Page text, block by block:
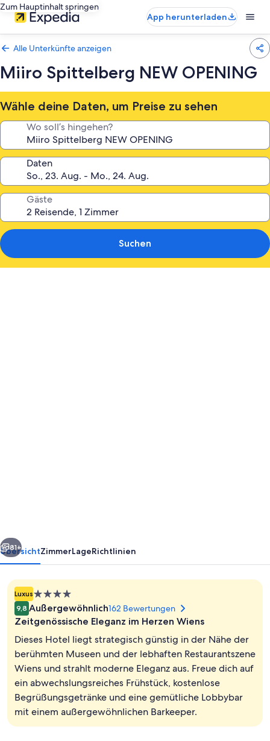
Zum Hauptinhalt springen
App herunterladen
Alle Unterkünfte anzeigen
Miiro Spittelberg NEW OPENING
Wähle deine Daten, um Preise zu sehen
Wo soll’s hingehen?
Daten
Gäste
Suchen
Mittagessen und Abendessen
Weiter
81+
ÜbersichtZimmerLageRichtlinien
Luxus4.0-
Sterne-
Unterkunft
9,8 Außergewöhnlich162 Bewertungen
Zeitgenössische Eleganz im Herzen Wiens
Dieses Hotel liegt strategisch günstig in der Nähe der
berühmten Museen und der lebhaften Restaurantszene
Wiens und strahlt moderne Eleganz aus. Freue dich auf
ein abwechslungsreiches Frühstück, kostenlose
Begrüßungsgetränke und eine gemütliche Lobbybar
mit einem außergewöhnlichen Barkeeper.